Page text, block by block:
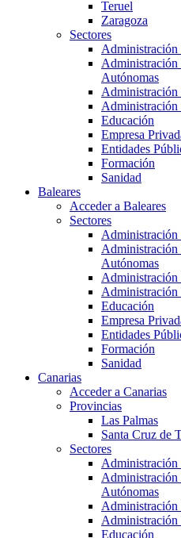
Teruel
Zaragoza
Sectores
Administración
Administración
Autónomas
Administración
Administración
Educación
Empresa
Entidades
Formación
Sanidad
Baleares
Acceder a Baleares
Sectores
Administración
Administración
Autónomas
Administración
Administración
Educación
Empresa
Entidades
Formación
Sanidad
Canarias
Acceder a Canarias
Provincias
Las Palmas
Santa Cruz de
Sectores
Administración
Administración
Autónomas
Administración
Administración
Educación